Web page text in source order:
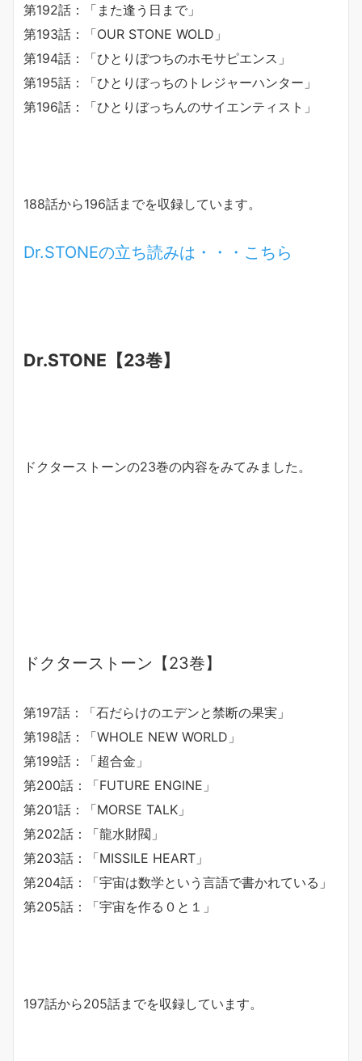
第192話：「また逢う日まで」
第193話：「OUR STONE WOLD」
第194話：「ひとりぼつちのホモサピエンス」
第195話：「ひとりぼっちのトレジャーハンター」
第196話：「ひとりぼっちんのサイエンティスト」
188話から196話までを収録しています。
Dr.STONEの立ち読みは・・・こちら
Dr.STONE【23巻】
ドクターストーンの23巻の内容をみてみました。
ドクターストーン【23巻】
第197話：「石だらけのエデンと禁断の果実」
第198話：「WHOLE NEW WORLD」
第199話：「超合金」
第200話：「FUTURE ENGINE」
第201話：「MORSE TALK」
第202話：「龍水財閥」
第203話：「MISSILE HEART」
第204話：「宇宙は数学という言語で書かれている」
第205話：「宇宙を作る０と１」
197話から205話までを収録しています。